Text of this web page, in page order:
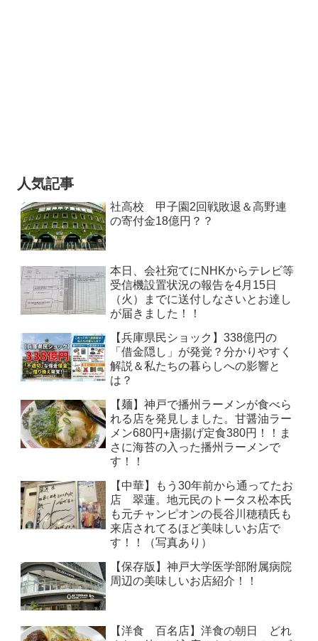
人気記事
社高校 甲子園2回戦敗退＆高野連
の寄付金18億円？？
本日、会社宛てにNHKからテレビ等
受信機設置状況の報告を4月15日
（火）までに送付しなさいとお達し
が届きました！！
【兵庫県民ショック】338億円の
「借金隠し」が発覚？分かりやすく
解説＆私たちの暮らしへの影響と
は？
【麺】神戸で播州ラーメンが食べら
れる店を発見しました。甘醤油ラー
メン680円+唐揚げ定食380円！！ま
さに海苔の入った播州ラーメンで
す！！
【中華】もう30年前から通ってたお
店 翠蓮。地元民のトータス松本氏
も元チャンピオンの長谷川穂積氏も
来店されてるほど美味しいお店で
す！！（写真あり）
【保存版】神戸大学医学部附属病院
周辺の美味しいお店紹介！！
【洋食 百名店】洋食の朝日 どれ